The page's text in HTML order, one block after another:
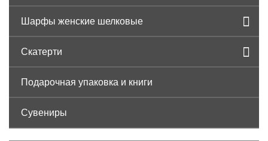
Шарфы женские шелковые
Скатерти
Подарочная упаковка и книги
Сувениры